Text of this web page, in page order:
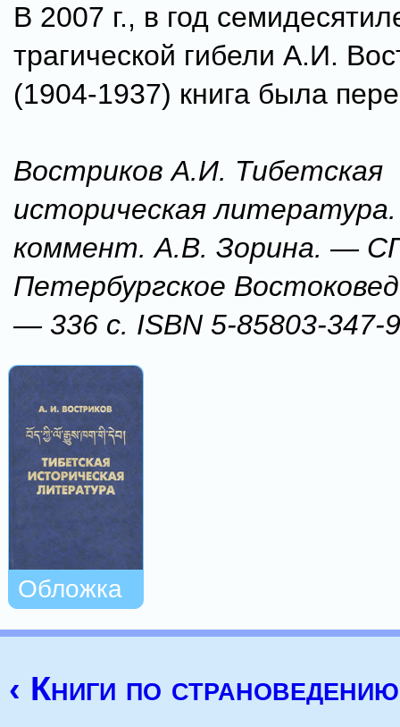
В 2007 г., в год
трагической гибели А.И.
(1904-1937) книга была
Востриков А.И. Тибетская
историческая
коммент. А.В. Зорина. —
Петербургское
— 336 с. ISBN 5-85803-347-
Обложка
‹ Книги по страноведению